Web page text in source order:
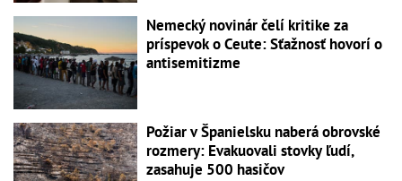
Nemecký novinár čelí kritike za
príspevok o Ceute: Sťažnosť hovorí o
antisemitizme
Požiar v Španielsku naberá obrovské
rozmery: Evakuovali stovky ľudí,
zasahuje 500 hasičov